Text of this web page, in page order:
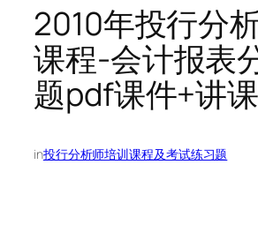
2010年投行分
课程-会计报表
题pdf课件+讲
in投行分析师培训课程及考试练习题